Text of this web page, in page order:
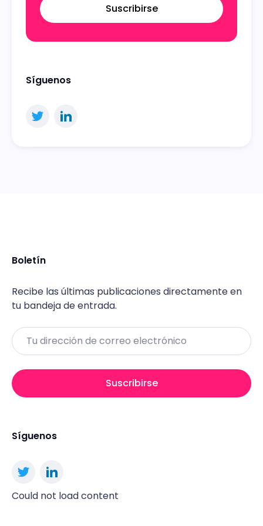
Suscribirse
Síguenos
Boletín
Recibe las últimas publicaciones directamente en
tu bandeja de entrada.
Email
Suscribirse
Síguenos
Could not load content